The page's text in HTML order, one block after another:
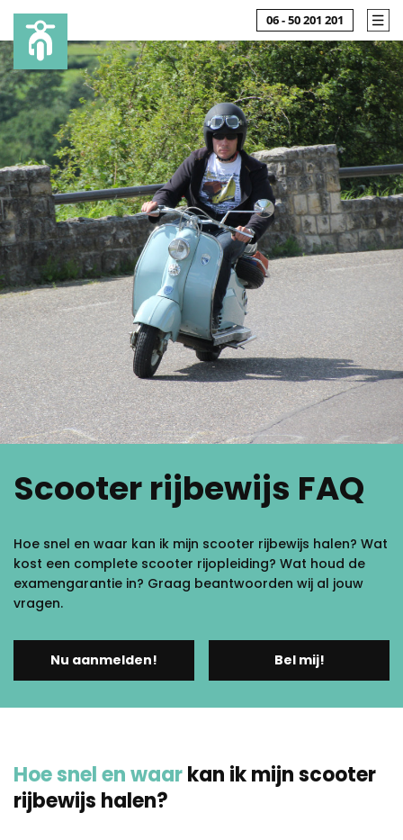
06 - 50 201 201
Scooter rijbewijs FAQ
Hoe snel en waar kan ik mijn scooter rijbewijs halen? Wat
kost een complete scooter rijopleiding? Wat houd de
examengarantie in? Graag beantwoorden wij al jouw
vragen.
Nu aanmelden! Bel mij!
Hoe snel en waarkan ik mijn scooter
rijbewijs halen?